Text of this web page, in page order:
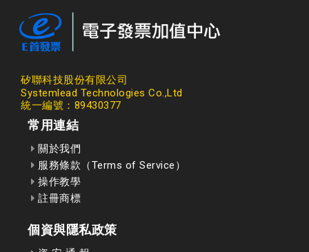
矽聯科技股份有限公司
Systemlead Technologies Co.,Ltd
統一編號：89430377
常用連結
關於我們
服務條款（Terms of Service）
操作教學
註冊商標
個資與隱私政策